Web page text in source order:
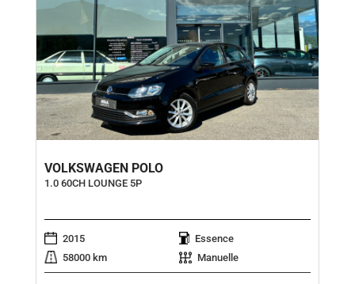
VOLKSWAGEN POLO
1.0 60CH LOUNGE 5P
2015
Essence
58000 km
Manuelle